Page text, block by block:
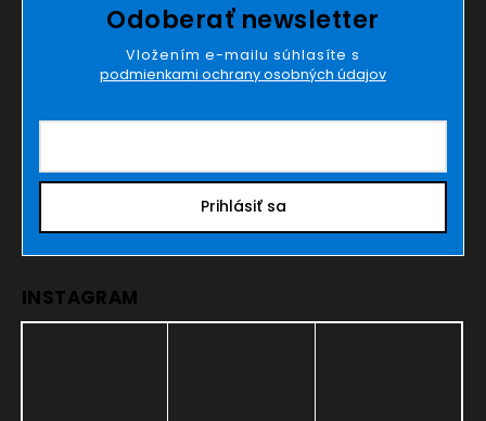
Odoberať newsletter
Vložením e-mailu súhlasíte s
podmienkami ochrany osobných údajov
Prihlásiť sa
INSTAGRAM